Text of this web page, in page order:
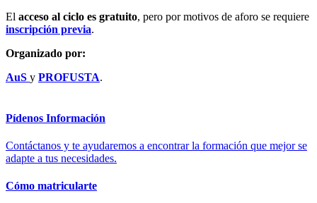
El acceso al ciclo es gratuito, pero por motivos de aforo se requiere
inscripción previa.
Organizado por:
AuS y PROFUSTA.
Pídenos Información
Contáctanos y te ayudaremos a encontrar la formación que mejor se
adapte a tus necesidades.
Cómo matricularte